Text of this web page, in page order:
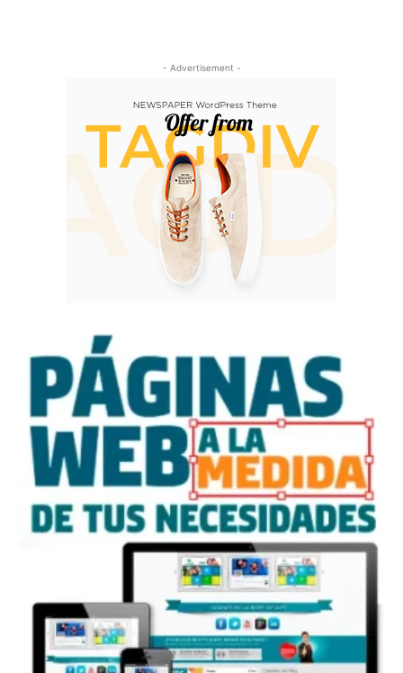
- Advertisement -